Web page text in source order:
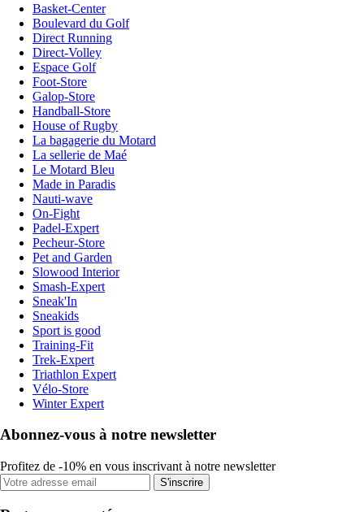
Basket-Center
Boulevard du Golf
Direct Running
Direct-Volley
Espace Golf
Foot-Store
Galop-Store
Handball-Store
House of Rugby
La bagagerie du Motard
La sellerie de Maé
Le Motard Bleu
Made in Paradis
Nauti-wave
On-Fight
Padel-Expert
Pecheur-Store
Pet and Garden
Slowood Interior
Smash-Expert
Sneak'In
Sneakids
Sport is good
Training-Fit
Trek-Expert
Triathlon Expert
Vélo-Store
Winter Expert
Abonnez-vous à notre newsletter
Profitez de -10% en vous inscrivant à notre newsletter
S'inscrire